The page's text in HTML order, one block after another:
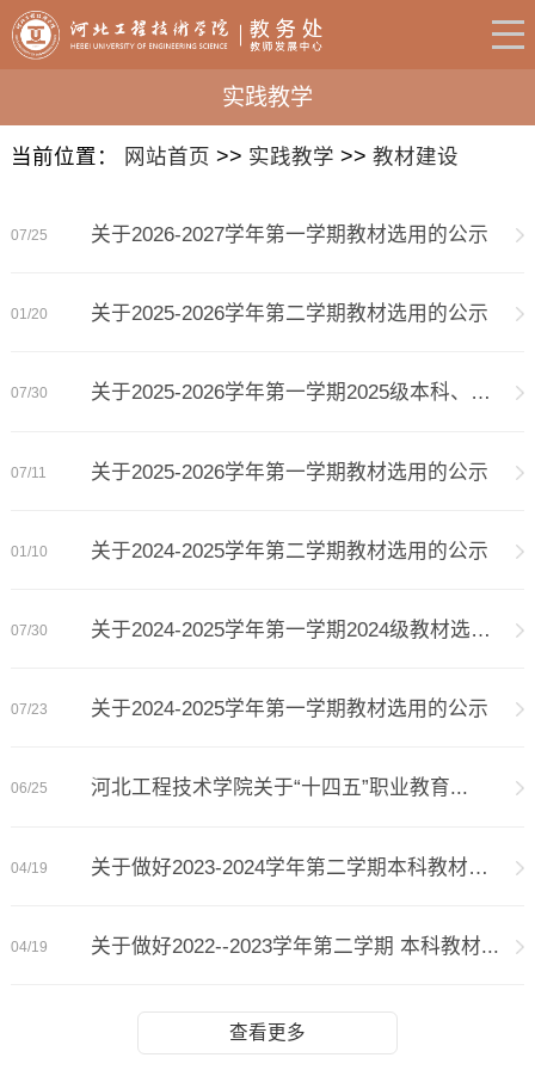
实践教学
当前位置： 网站首页 >> 实践教学 >> 教材建设
关于2026-2027学年第一学期教材选用的公示
07/25
关于2025-2026学年第二学期教材选用的公示
01/20
关于2025-2026学年第一学期2025级本科、专...
07/30
关于2025-2026学年第一学期教材选用的公示
07/11
关于2024-2025学年第二学期教材选用的公示
01/10
关于2024-2025学年第一学期2024级教材选用...
07/30
关于2024-2025学年第一学期教材选用的公示
07/23
河北工程技术学院关于“十四五”职业教育...
06/25
关于做好2023-2024学年第二学期本科教材质...
04/19
关于做好2022--2023学年第二学期 本科教材...
04/19
查看更多